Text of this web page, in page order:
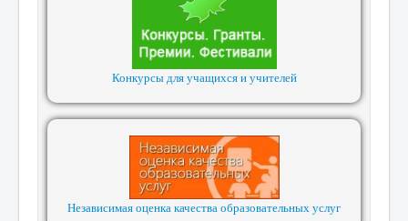
Конкурсы для учащихся и учителей
Независимая оценка качества образовательных услуг